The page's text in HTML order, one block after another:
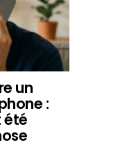
un
:
été